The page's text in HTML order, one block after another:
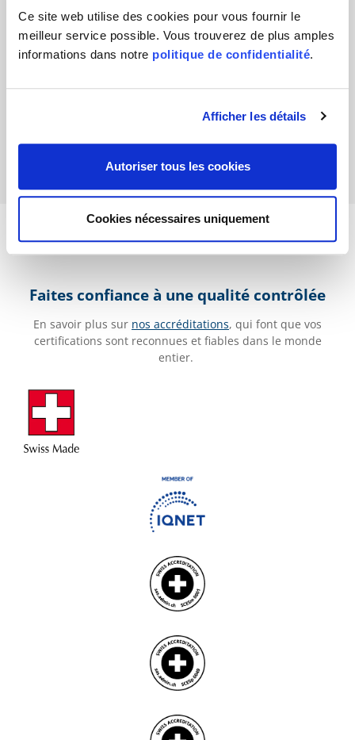
Ce site web utilise des cookies pour vous fournir le
meilleur service possible. Vous trouverez de plus amples
informations dans notre politique de confidentialité.
Afficher les détails
Autoriser tous les cookies
Cookies nécessaires uniquement
Liliane Gabriel
Faites confiance à une qualité contrôlée
En savoir plus sur nos accréditations, qui font que vos
certifications sont reconnues et fiables dans le monde
entier.